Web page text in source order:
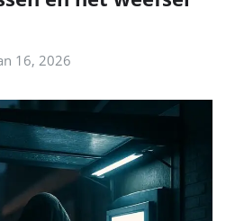
16, 2026